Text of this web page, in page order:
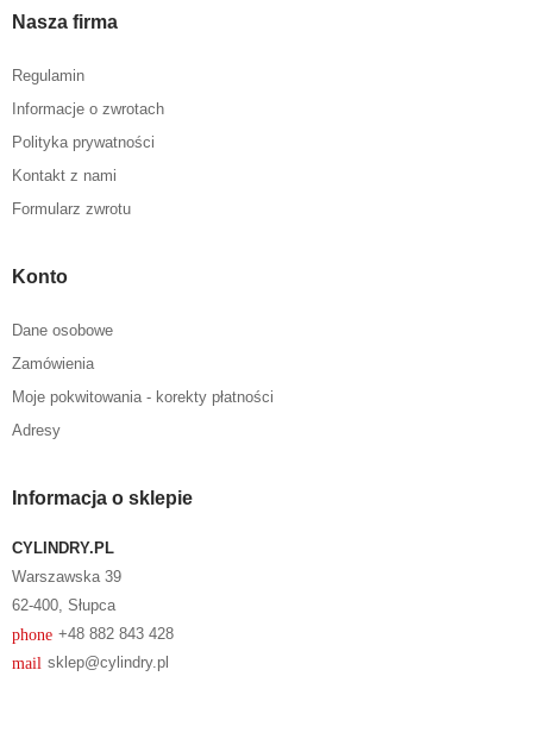
Nasza firma
Regulamin
Informacje o zwrotach
Polityka prywatności
Kontakt z nami
Formularz zwrotu
Konto
Dane osobowe
Zamówienia
Moje pokwitowania - korekty płatności
Adresy
Informacja o sklepie
CYLINDRY.PL
Warszawska 39
62-400, Słupca
phone +48 882 843 428
mail sklep@cylindry.pl